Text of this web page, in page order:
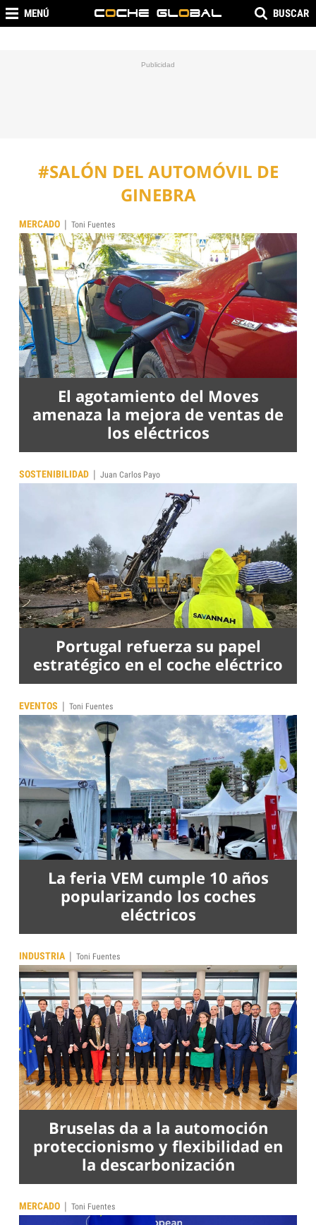
MENÚ BUSCAR
#SALÓN DEL AUTOMÓVIL DE
GINEBRA
MERCADO | Toni Fuentes
El agotamiento del Moves
amenaza la mejora de ventas de
los eléctricos
SOSTENIBILIDAD | Juan Carlos Payo
Portugal refuerza su papel
estratégico en el coche eléctrico
EVENTOS | Toni Fuentes
La feria VEM cumple 10 años
popularizando los coches
eléctricos
INDUSTRIA | Toni Fuentes
Bruselas da a la automoción
proteccionismo y flexibilidad en
la descarbonización
MERCADO | Toni Fuentes